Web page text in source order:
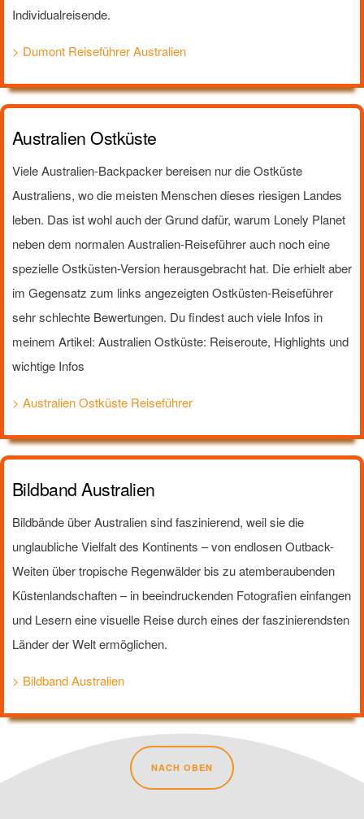
Individualreisende.
> Dumont Reiseführer Australien
Australien Ostküste
Viele Australien-Backpacker bereisen nur die Ostküste
Australiens, wo die meisten Menschen dieses riesigen Landes
leben. Das ist wohl auch der Grund dafür, warum Lonely Planet
neben dem normalen Australien-Reiseführer auch noch eine
spezielle Ostküsten-Version herausgebracht hat. Die erhielt aber
im Gegensatz zum links angezeigten Ostküsten-Reiseführer
sehr schlechte Bewertungen. Du findest auch viele Infos in
meinem Artikel: Australien Ostküste: Reiseroute, Highlights und
wichtige Infos
> Australien Ostküste Reiseführer
Bildband Australien
Bildbände über Australien sind faszinierend, weil sie die
unglaubliche Vielfalt des Kontinents – von endlosen Outback-
Weiten über tropische Regenwälder bis zu atemberaubenden
Küstenlandschaften – in beeindruckenden Fotografien einfangen
und Lesern eine visuelle Reise durch eines der faszinierendsten
Länder der Welt ermöglichen.
> Bildband Australien
NACH OBEN